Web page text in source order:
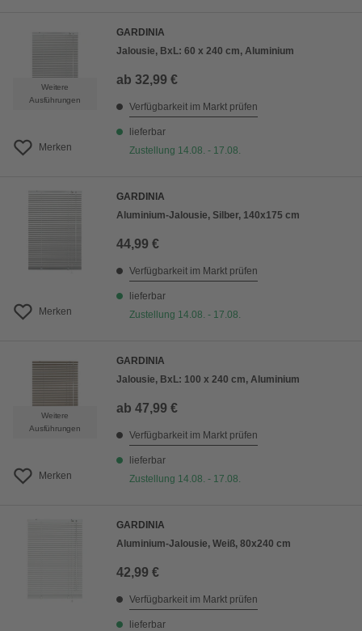
Weitere
Ausführungen
Merken
GARDINIA
Jalousie, BxL: 60 x 240 cm, Aluminium
ab 32,99 €
Verfügbarkeit im Markt prüfen
lieferbar
Zustellung 14.08. - 17.08.
Merken
GARDINIA
Aluminium-Jalousie, Silber, 140x175 cm
44,99 €
Verfügbarkeit im Markt prüfen
lieferbar
Zustellung 14.08. - 17.08.
Weitere
Ausführungen
Merken
GARDINIA
Jalousie, BxL: 100 x 240 cm, Aluminium
ab 47,99 €
Verfügbarkeit im Markt prüfen
lieferbar
Zustellung 14.08. - 17.08.
GARDINIA
Aluminium-Jalousie, Weiß, 80x240 cm
42,99 €
Verfügbarkeit im Markt prüfen
lieferbar